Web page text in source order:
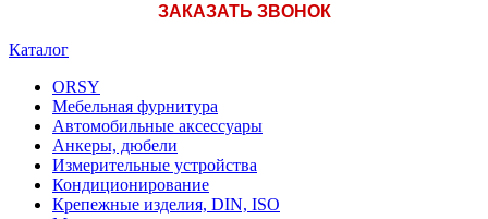
ЗАКАЗАТЬ ЗВОНОК
Каталог
ORSY
Мебельная фурнитура
Автомобильные аксессуары
Анкеры, дюбели
Измерительные устройства
Кондиционирование
Крепежные изделия, DIN, ISO